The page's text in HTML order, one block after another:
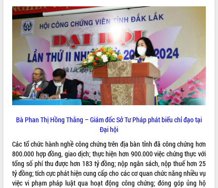
tháng 7/2026
Lễ truy tặng danh hiệu “Bà Mẹ Việt
Nam Anh hùng” và trao Huân chương
Lao động
UBND tỉnh Đắk Lắk triển khai nhiệm
vụ 6 tháng cuối năm 2026
Kỳ họp thứ Hai, Hội đồng nhân dân
tỉnh khóa XI quyết nghị nhiều nội dung
quan trọng
Triết thăm, tặng quà người có công với
Rà soát, hoàn thiện hệ thống thiết chế
văn hóa, thể thao đáp ứng yêu cầu
phát triển mới
Thường trực HĐND tỉnh Đắk Lắk gặp
mặt Đoàn chuyên gia y tế TP. Hồ Chí
ALBUM ẢNH
LIÊN KẾT WEB
Bà Phan Thị Hồng Thắng – Giám đốc Sở Tư Pháp phát biểu chỉ đạo tại
Đại hội
Các tổ chức hành nghề công chứng trên địa bàn tỉnh đã công chứng hơn
800.000 hợp đồng, giao dịch; thực hiện hơn 900.000 việc chứng thực với
tổng số phí thu được hơn 183 tỷ đồng; nộp ngân sách, nộp thuế hơn 25
tỷ đồng; tích cực phát hiện cung cấp cho các cơ quan chức năng nhiều vụ
việc vi phạm pháp luật qua hoạt động công chứng; đóng góp ủng hộ